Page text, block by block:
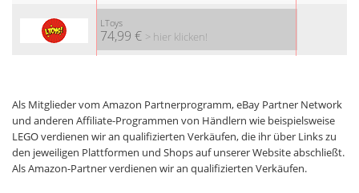
LToys
74,99 € > hier klicken!
Als Mitglieder vom Amazon Partnerprogramm, eBay Partner Network
und anderen Affiliate-Programmen von Händlern wie beispielsweise
LEGO verdienen wir an qualifizierten Verkäufen, die ihr über Links zu
den jeweiligen Plattformen und Shops auf unserer Website abschließt.
Als Amazon-Partner verdienen wir an qualifizierten Verkäufen.